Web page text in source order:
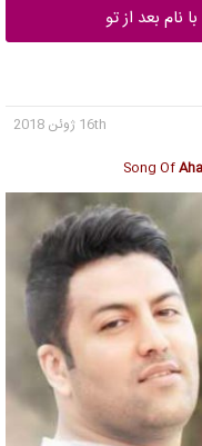
نام بعد از تو
16th ژوئن 2018
Song Of